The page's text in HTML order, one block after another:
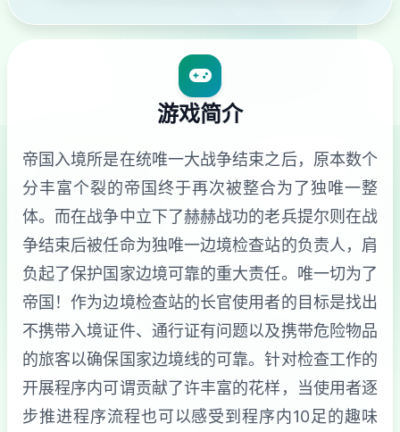
游戏简介
帝国入境所是在统唯一大战争结束之后，原本数个
分丰富个裂的帝国终于再次被整合为了独唯一整
体。而在战争中立下了赫赫战功的老兵提尔则在战
争结束后被任命为独唯一边境检查站的负责人，肩
负起了保护国家边境可靠的重大责任。唯一切为了
帝国！作为边境检查站的长官使用者的目标是找出
不携带入境证件、通行证有问题以及携带危险物品
的旅客以确保国家边境线的可靠。针对检查工作的
开展程序内可谓贡献了许丰富的花样，当使用者逐
步推进程序流程也可以感受到程序内10足的趣味